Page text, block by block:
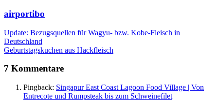
airportibo
Update: Bezugsquellen für Wagyu- bzw. Kobe-Fleisch in
Deutschland
Geburtstagskuchen aus Hackfleisch
7 Kommentare
Pingback: Singapur East Coast Lagoon Food Village | Von
Entrecote und Rumpsteak bis zum Schweinefilet